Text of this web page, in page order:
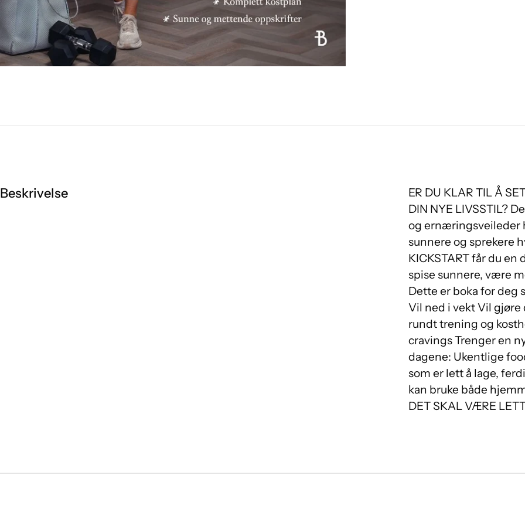
Beskrivelse
ER DU KLAR TIL Å
DIN NYE LIVSSTIL?
og ernæringsveileder
sunnere og sprekere
KICKSTART får du
spise sunnere, være
Dette er boka for deg
Vil ned i vekt Vil
rundt trening og
cravings Trenger en
dagene: Ukentlige
som er lett å lage,
kan bruke både
DET SKAL VÆRE